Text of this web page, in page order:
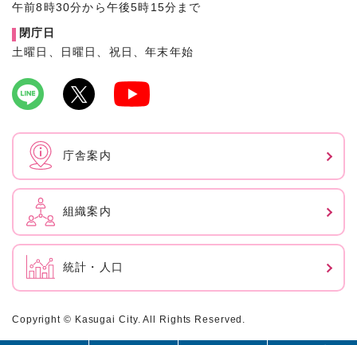
午前8時30分から午後5時15分まで
閉庁日
土曜日、日曜日、祝日、年末年始
庁舎案内
組織案内
統計・人口
Copyright © Kasugai City. All Rights Reserved.